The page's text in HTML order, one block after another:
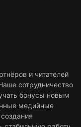
и читателей
сотрудничество
бонусы новым
медийные